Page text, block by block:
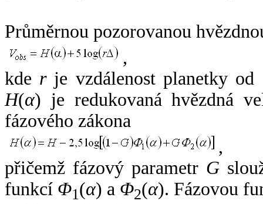
Průměrnou pozorovanou
,
kde rje vzdálenost planetky od
H(α) je redukovaná hvězdná
fázového zákona
,
přičemž fázový parametr G
funkcí Φ1(α) a Φ2(α). Fázovou